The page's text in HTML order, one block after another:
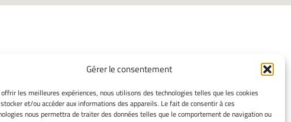
Gérer le consentement
offrir les meilleures expériences, nous utilisons des technologies telles que les cookies
et/ou accéder aux informations des appareils. Le fait de consentir à ces
nous permettra de traiter des données telles que le comportement de navigation ou
LÉGALES
légales